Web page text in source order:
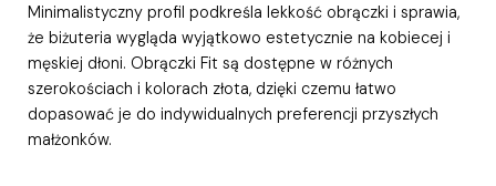
Minimalistyczny profil podkreśla lekkość obrączki i sprawia,
że biżuteria wygląda wyjątkowo estetycznie na kobiecej i
męskiej dłoni. Obrączki Fit są dostępne w różnych
szerokościach i kolorach złota, dzięki czemu łatwo
dopasować je do indywidualnych preferencji przyszłych
małżonków.